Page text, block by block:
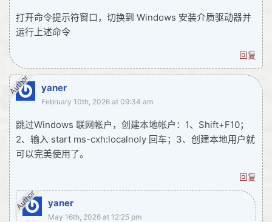
打开命令提示符窗口，切换到 Windows 安装介质驱动器并
运行上述命令
回复
yaner
Author
February 10th, 2026 at 09:34 am
跳过Windows 联网帐户，创建本地帐户：1、Shift+F10；
2、输入 start ms-cxh:localnoly 回车；3、创建本地用户就
可以完美使用了。
回复
yaner
Author
May 16th, 2026 at 12:25 pm